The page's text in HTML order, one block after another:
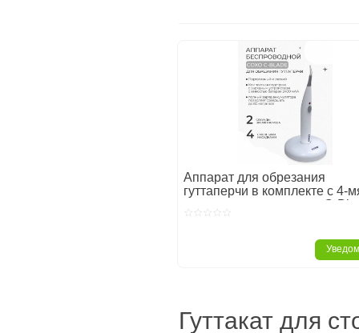
Аппарат для обрезания
гуттаперчи в комплекте с 4-
сменными насадками - C-
COXO
Гуттакат для